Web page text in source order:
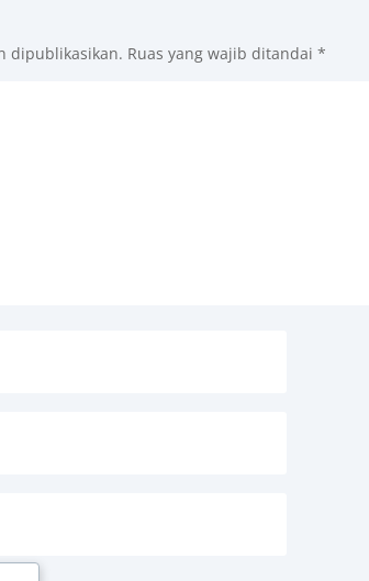
dipublikasikan. Ruas yang wajib ditandai*